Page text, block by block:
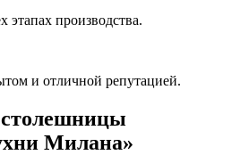
этапах производства.
и отличной репутацией.
столешницы
Милана»